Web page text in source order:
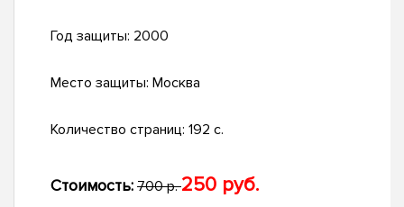
Год защиты: 2000
Место защиты: Москва
Количество страниц: 192 с.
Стоимость: 700 р.250 руб.